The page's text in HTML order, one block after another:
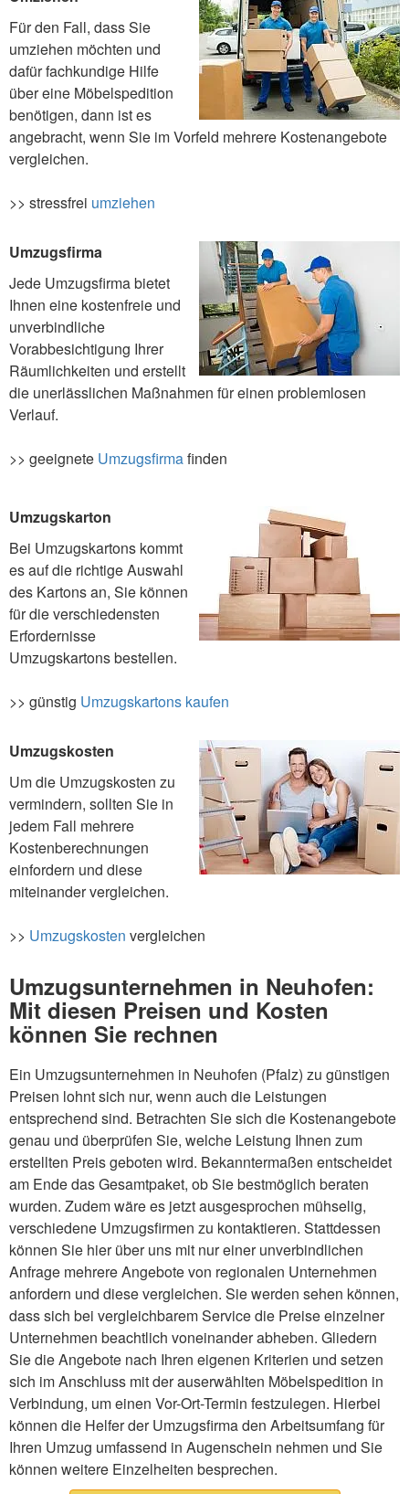
Für den Fall, dass Sie
umziehen möchten und
dafür fachkundige Hilfe
über eine Möbelspedition
benötigen, dann ist es
angebracht, wenn Sie im Vorfeld mehrere Kostenangebote
vergleichen.
>> stressfrei umziehen
Umzugsfirma
Jede Umzugsfirma bietet
Ihnen eine kostenfreie und
unverbindliche
Vorabbesichtigung Ihrer
Räumlichkeiten und erstellt
die unerlässlichen Maßnahmen für einen problemlosen
Verlauf.
>> geeignete Umzugsfirmafinden
Umzugskarton
Bei Umzugskartons kommt
es auf die richtige Auswahl
des Kartons an, Sie können
für die verschiedensten
Erfordernisse
Umzugskartons bestellen.
>> günstig Umzugskartons kaufen
Umzugskosten
Um die Umzugskosten zu
vermindern, sollten Sie in
jedem Fall mehrere
Kostenberechnungen
einfordern und diese
miteinander vergleichen.
>> Umzugskosten vergleichen
Umzugsunternehmen in Neuhofen:
Mit diesen Preisen und Kosten
können Sie rechnen
Ein Umzugsunternehmen in Neuhofen (Pfalz) zu günstigen
Preisen lohnt sich nur, wenn auch die Leistungen
entsprechend sind. Betrachten Sie sich die Kostenangebote
genau und überprüfen Sie, welche Leistung Ihnen zum
erstellten Preis geboten wird. Bekanntermaßen entscheidet
am Ende das Gesamtpaket, ob Sie bestmöglich beraten
wurden. Zudem wäre es jetzt ausgesprochen mühselig,
verschiedene Umzugsfirmen zu kontaktieren. Stattdessen
können Sie hier über uns mit nur einer unverbindlichen
Anfrage mehrere Angebote von regionalen Unternehmen
anfordern und diese vergleichen. Sie werden sehen können,
dass sich bei vergleichbarem Service die Preise einzelner
Unternehmen beachtlich voneinander abheben. Gliedern
Sie die Angebote nach Ihren eigenen Kriterien und setzen
sich im Anschluss mit der auserwählten Möbelspedition in
Verbindung, um einen Vor-Ort-Termin festzulegen. Hierbei
können die Helfer der Umzugsfirma den Arbeitsumfang für
Ihren Umzug umfassend in Augenschein nehmen und Sie
können weitere Einzelheiten besprechen.